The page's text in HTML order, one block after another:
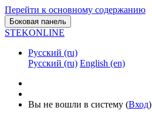
Перейти к основному содержанию
Боковая панель
STEKONLINE
Русский ‎(ru)‎
Русский ‎(ru)‎ English ‎(en)‎
Вы не вошли в систему (Вход)